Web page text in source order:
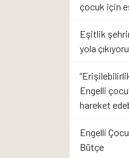
çocuk için
Eşitlik
yola
Engelli
hareket
Engelli
Bütçe